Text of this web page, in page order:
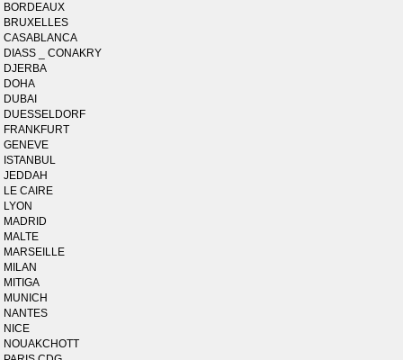
BORDEAUX
BRUXELLES
CASABLANCA
DIASS _ CONAKRY
DJERBA
DOHA
DUBAI
DUESSELDORF
FRANKFURT
GENEVE
ISTANBUL
JEDDAH
LE CAIRE
LYON
MADRID
MALTE
MARSEILLE
MILAN
MITIGA
MUNICH
NANTES
NICE
NOUAKCHOTT